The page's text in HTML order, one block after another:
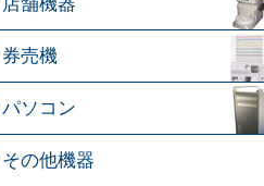
券売機
パソコン
その他機器